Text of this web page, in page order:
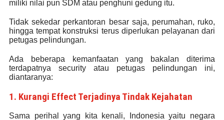
miliki nilai pun SDM atau penghuni gedung itu.
Tidak sekedar perkantoran besar saja, perumahan, ruko,
hingga tempat konstruksi terus diperlukan pelayanan dari
petugas pelindungan.
Ada beberapa kemanfaatan yang bakalan diterima
terdapatnya security atau petugas pelindungan ini,
diantaranya:
1. Kurangi Effect Terjadinya Tindak Kejahatan
Sama perihal yang kita kenali, Indonesia yaitu negara